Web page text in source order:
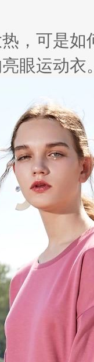
，可是
眼运动衣